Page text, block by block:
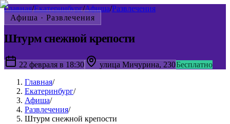
Главная/Екатеринбург/Афиша/Развлечения
Афиша · Развлечения
Штурм снежной крепости
22 февраля в 18:30 улица Мичурина, 230Бесплатно
Главная/
Екатеринбург/
Афиша/
Развлечения/
Штурм снежной крепости